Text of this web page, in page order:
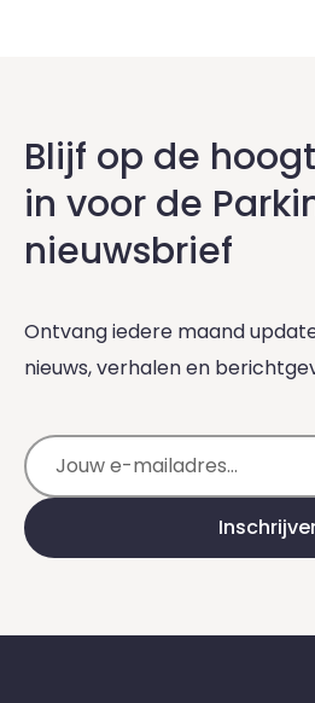
Blijf op de
in voor de
nieuwsbrief
Ontvang iedere maand
nieuws, verhalen en
E-mailadres